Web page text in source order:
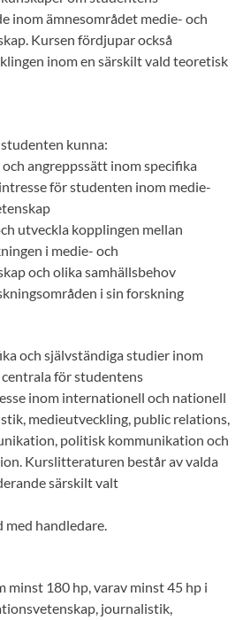
inom ämnesområdet medie- och
Kursen fördjupar också
inom en särskilt vald teoretisk
kunna:
angreppssätt inom specifika
för studenten inom medie-
utveckla kopplingen mellan
i medie- och
och olika samhällsbehov
i sin forskning
och självständiga studier inom
för studentens
inom internationell och nationell
medieutveckling, public relations,
politisk kommunikation och
Kurslitteraturen består av valda
särskilt valt
med handledare.
minst 180 hp, varav minst 45 hp i
journalistik,